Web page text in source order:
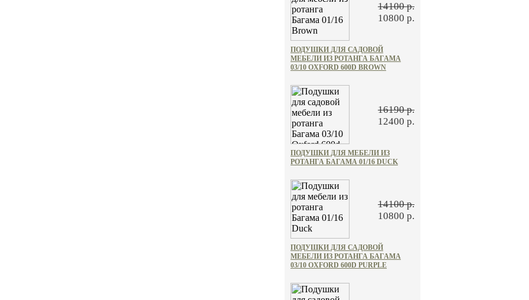
14100 р.
10800 р.
ПОДУШКИ ДЛЯ САДОВОЙ
МЕБЕЛИ ИЗ РОТАНГА БАГАМА
03/10 OXFORD 600D BROWN
16190 р.
12400 р.
ПОДУШКИ ДЛЯ МЕБЕЛИ ИЗ
РОТАНГА БАГАМА 01/16 DUCK
14100 р.
10800 р.
ПОДУШКИ ДЛЯ САДОВОЙ
МЕБЕЛИ ИЗ РОТАНГА БАГАМА
03/10 OXFORD 600D PURPLE